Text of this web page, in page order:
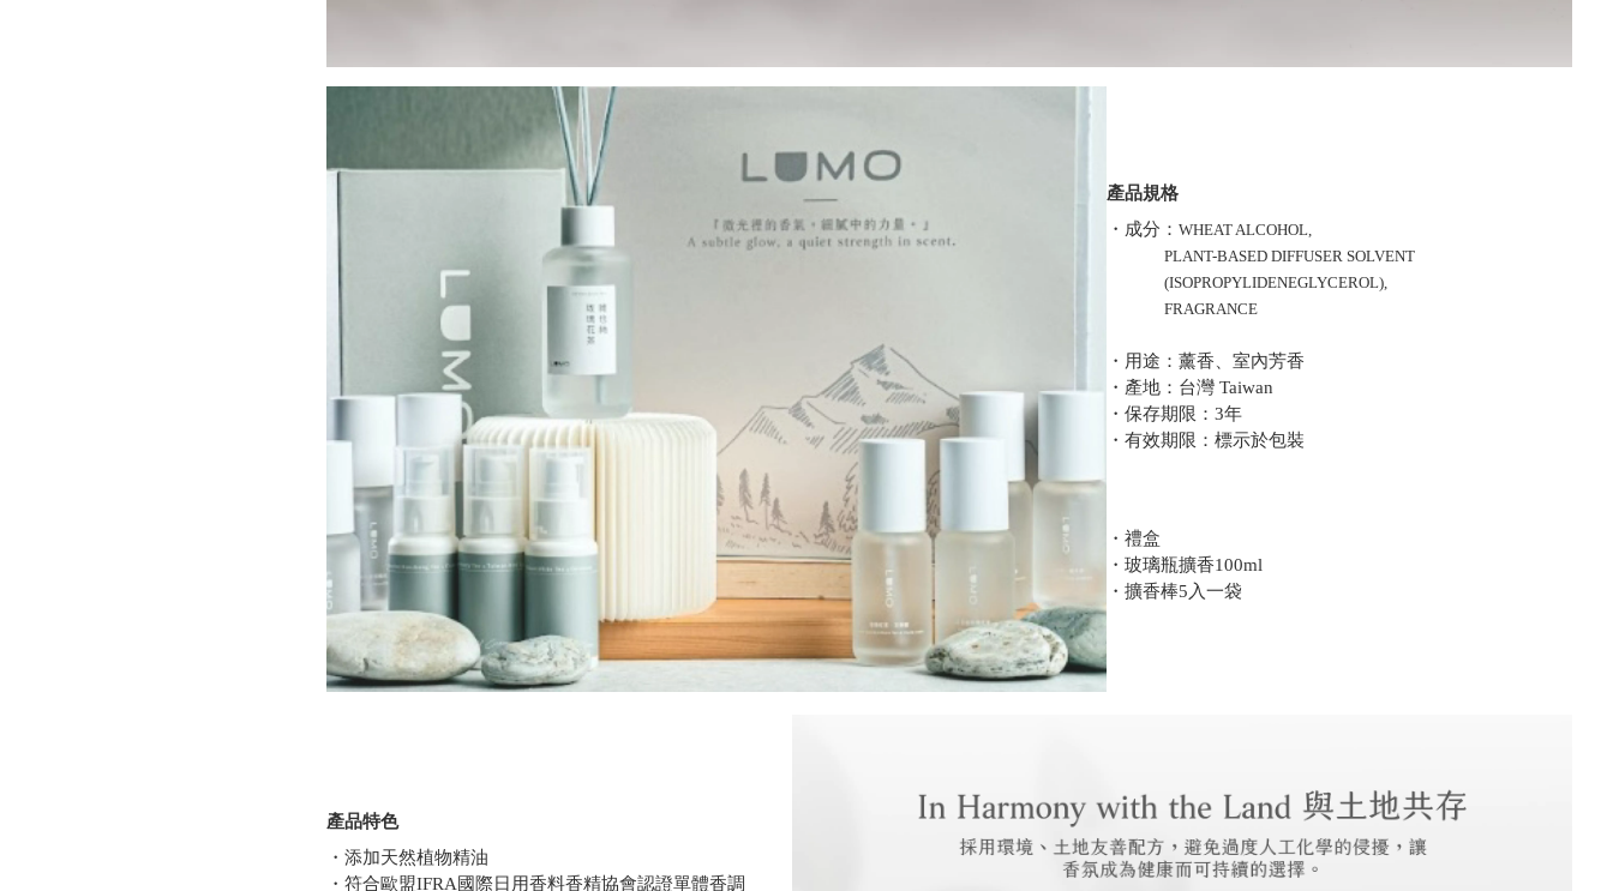
產品規格
・成分： WHEAT ALCOHOL,
PLANT-BASED DIFFUSER SOLVENT
(ISOPROPYLIDENEGLYCEROL),
FRAGRANCE
・用途：薰香、室內芳香
・產地：台灣 Taiwan
・保存期限：3年
・有效期限：標示於包裝
・禮盒
・玻璃瓶擴香100ml
・擴香棒5入一袋
產品特色
・添加天然植物精油
・符合歐盟IFRA國際日用香料香精協會認證單體香調